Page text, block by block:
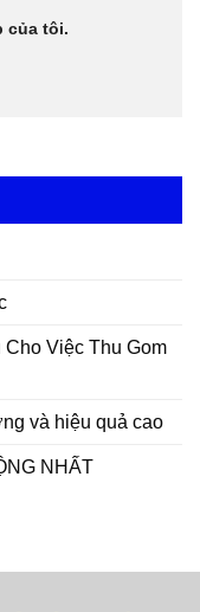
Việc Thu Gom
và hiệu quả cao
NHẤT
của tôi.